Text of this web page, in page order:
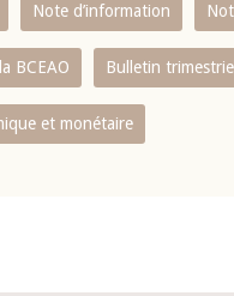
Note d’information
BCEAO Bulletin
et monétaire